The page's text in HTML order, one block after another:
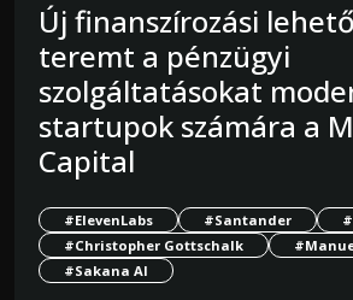
Új finanszírozási
teremt a pénzügyi
szolgáltatásokat
startupok számára a
Capital
#ElevenLabs #Santander
#Christopher Gottschalk
#Sakana AI